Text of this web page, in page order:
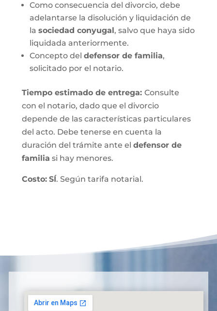
Como consecuencia del divorcio, debe
adelantarse la disolución y liquidación de
la sociedad conyugal, salvo que haya sido
liquidada anteriormente.
Concepto del defensor de familia,
solicitado por el notario.
Tiempo estimado de entrega: Consulte
con el notario, dado que el divorcio
depende de las características particulares
del acto. Debe tenerse en cuenta la
duración del trámite ante el defensor de
familia si hay menores.
Costo: SÍ. Según tarifa notarial.